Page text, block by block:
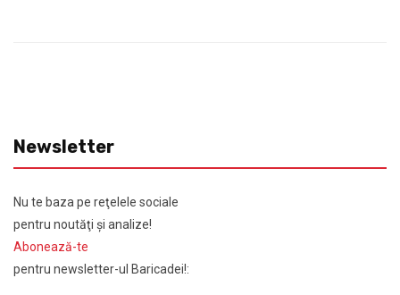
Newsletter
Nu te baza pe reţelele sociale
pentru noutăţi şi analize!
Abonează-te
pentru newsletter-ul Baricadei!: